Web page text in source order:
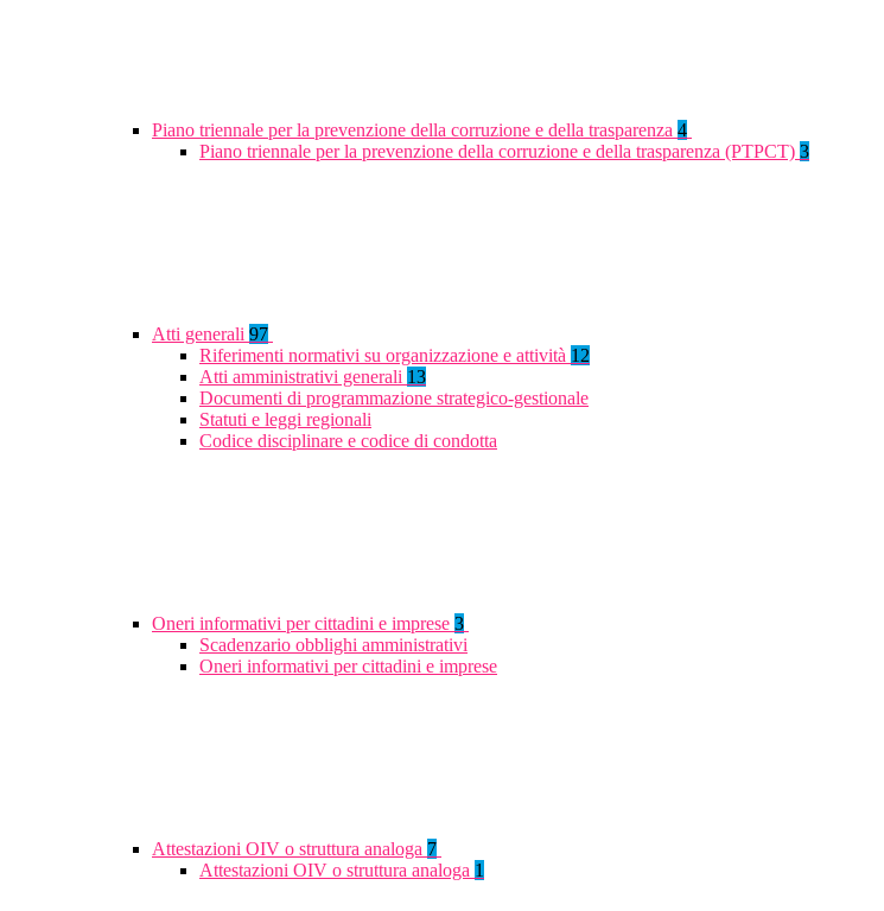
Piano triennale per la prevenzione della corruzione e della trasparenza 4
Piano triennale per la prevenzione della corruzione e della trasparenza (PTPCT) 3
Atti generali 97
Riferimenti normativi su organizzazione e attività 12
Atti amministrativi generali 13
Documenti di programmazione strategico-gestionale
Statuti e leggi regionali
Codice disciplinare e codice di condotta
Oneri informativi per cittadini e imprese 3
Scadenzario obblighi amministrativi
Oneri informativi per cittadini e imprese
Attestazioni OIV o struttura analoga 7
Attestazioni OIV o struttura analoga 1